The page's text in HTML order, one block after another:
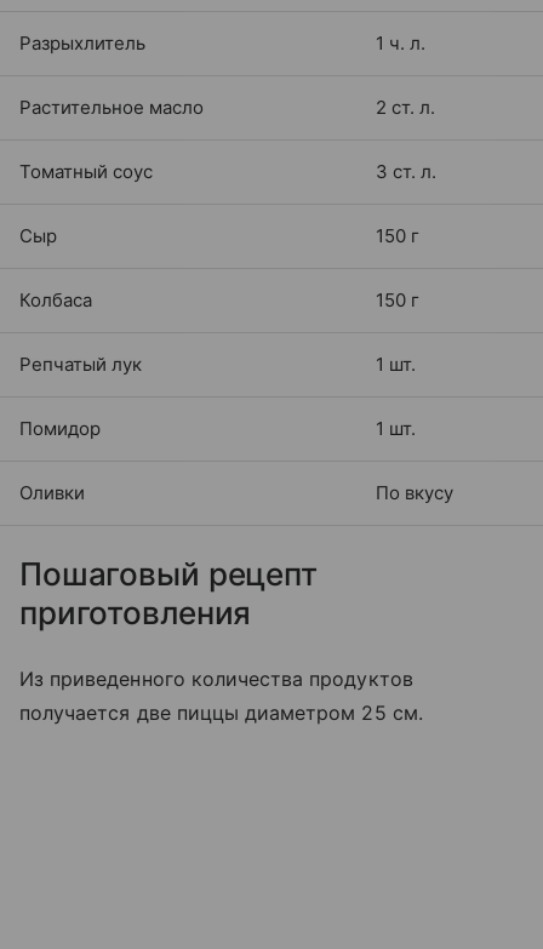
Разрыхлитель 1 ч. л.
Растительное масло 2 ст. л.
Томатный соус 3 ст. л.
Сыр 150 г
Колбаса 150 г
Репчатый лук 1 шт.
Помидор 1 шт.
Оливки По вкусу
Пошаговый рецепт
приготовления
Из приведенного количества продуктов
получается две пиццы диаметром 25 см.